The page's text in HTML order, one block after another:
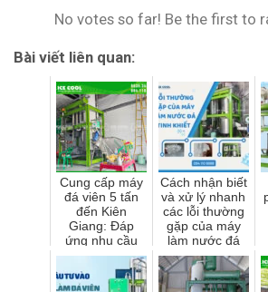
No votes so far! Be the first to
Bài viết liên quan:
Cung cấp máy
đá viên 5 tấn
đến Kiên
Giang: Đáp
ứng nhu cầu
sản xuất mở
rộng
Cách nhận biết
và xử lý nhanh
các lỗi thường
gặp của máy
làm nước đá
tinh khiết